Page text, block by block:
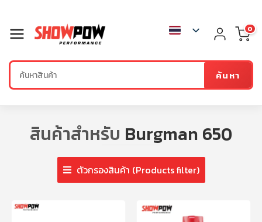
ค้นหา
0
สินค้าสำหรับ Burgman 650
ตัวกรองสินค้า (Products filter)